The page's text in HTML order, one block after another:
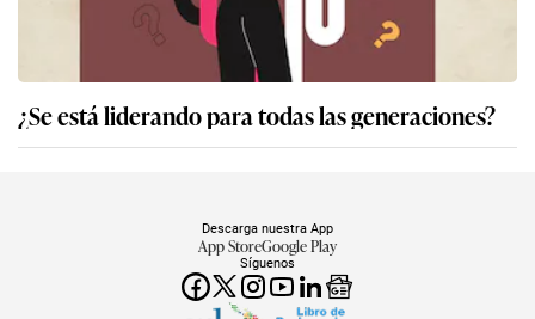
¿Se está liderando para todas las generaciones?
Síguenos
Descarga nuestra App
App StoreGoogle Play